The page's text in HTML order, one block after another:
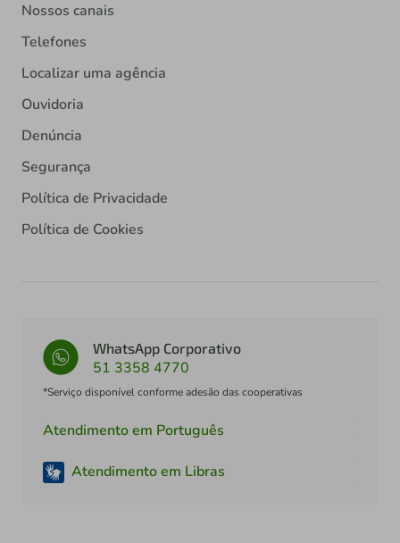
Nossos canais
Telefones
Localizar uma agência
Ouvidoria
Denúncia
Segurança
Política de Privacidade
Política de Cookies
WhatsApp Corporativo
51 3358 4770
*Serviço disponível conforme adesão das cooperativas
Atendimento em Português
Atendimento em Libras